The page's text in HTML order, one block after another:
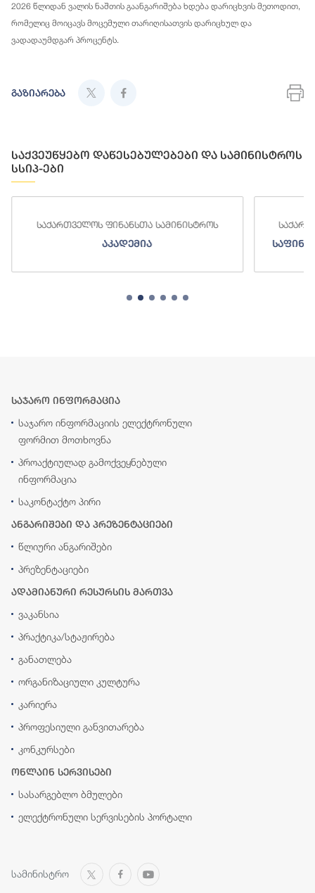
2026 წლიდან ვალის ნაშთის გაანგარიშება ხდება დარიცხვის მეთოდით,
რომელიც მოიცავს მოცემული თარიღისათვის დარიცხულ და
ვადადაუმდგარ პროცენტს.
გაზიარება
საქვეუწყებო დაწესებულებები და სამინისტროს
სსიპ-ები
ფინანსთა სამინისტროს
საქართველოს ფინანსთა
საფინანსო-ანალიტიკური
საჯარო ინფორმაცია
საჯარო ინფორმაციის ელექტრონული
ფორმით მოთხოვნა
პროაქტიულად გამოქვეყნებული
ინფორმაცია
საკონტაქტო პირი
ანგარიშები და პრეზენტაციები
წლიური ანგარიშები
პრეზენტაციები
ადამიანური რესურსის მართვა
ვაკანსია
პრაქტიკა/სტაჟირება
განათლება
ორგანიზაციული კულტურა
კარიერა
პროფესიული განვითარება
კონკურსები
ონლაინ სერვისები
სასარგებლო ბმულები
ელექტრონული სერვისების პორტალი
სამინისტრო